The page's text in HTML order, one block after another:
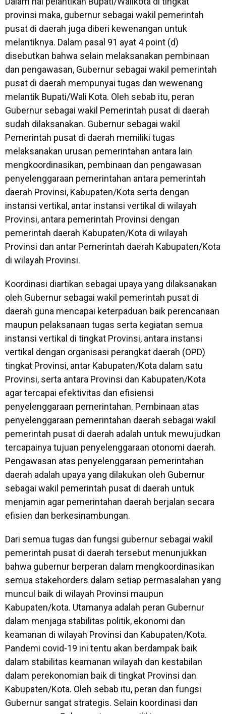
provinsi maka, gubernur sebagai wakil pemerintah
pusat di daerah juga diberi kewenangan untuk
melantiknya. Dalam pasal 91 ayat 4 point (d)
disebutkan bahwa selain melaksanakan pembinaan
dan pengawasan, Gubernur sebagai wakil pemerintah
pusat di daerah mempunyai tugas dan wewenang
melantik Bupati/Wali Kota. Oleh sebab itu, peran
Gubernur sebagai wakil Pemerintah pusat di daerah
sudah dilaksanakan. Gubernur sebagai wakil
Pemerintah pusat di daerah memiliki tugas
melaksanakan urusan pemerintahan antara lain
mengkoordinasikan, pembinaan dan pengawasan
penyelenggaraan pemerintahan antara pemerintah
daerah Provinsi, Kabupaten/Kota serta dengan
instansi vertikal, antar instansi vertikal di wilayah
Provinsi, antara pemerintah Provinsi dengan
pemerintah daerah Kabupaten/Kota di wilayah
Provinsi dan antar Pemerintah daerah Kabupaten/Kota
di wilayah Provinsi.
Koordinasi diartikan sebagai upaya yang dilaksanakan
oleh Gubernur sebagai wakil pemerintah pusat di
daerah guna mencapai keterpaduan baik perencanaan
maupun pelaksanaan tugas serta kegiatan semua
instansi vertikal di tingkat Provinsi, antara instansi
vertikal dengan organisasi perangkat daerah (OPD)
tingkat Provinsi, antar Kabupaten/Kota dalam satu
Provinsi, serta antara Provinsi dan Kabupaten/Kota
agar tercapai efektivitas dan efisiensi
penyelenggaraan pemerintahan. Pembinaan atas
penyelenggaraan pemerintahan daerah sebagai wakil
pemerintah pusat di daerah adalah untuk mewujudkan
tercapainya tujuan penyelenggaraan otonomi daerah.
Pengawasan atas penyelenggaraan pemerintahan
daerah adalah upaya yang dilakukan oleh Gubernur
sebagai wakil pemerintah pusat di daerah untuk
menjamin agar pemerintahan daerah berjalan secara
efisien dan berkesinambungan.
Dari semua tugas dan fungsi gubernur sebagai wakil
pemerintah pusat di daerah tersebut menunjukkan
bahwa gubernur berperan dalam mengkoordinasikan
semua stakehorders dalam setiap permasalahan yang
muncul baik di wilayah Provinsi maupun
Kabupaten/kota. Utamanya adalah peran Gubernur
dalam menjaga stabilitas politik, ekonomi dan
keamanan di wilayah Provinsi dan Kabupaten/Kota.
Pandemi covid-19 ini tentu akan berdampak baik
dalam stabilitas keamanan wilayah dan kestabilan
dalam perekonomian baik di tingkat Provinsi dan
Kabupaten/Kota. Oleh sebab itu, peran dan fungsi
Gubernur sangat strategis. Selain koordinasi dan